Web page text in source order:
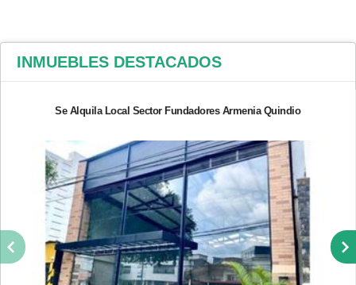
INMUEBLES DESTACADOS
Se Alquila Local Sector Fundadores Armenia Quindio